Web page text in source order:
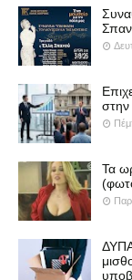
στην
Τα